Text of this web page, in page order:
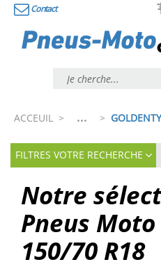
Contact
ACCEUIL > ... >
FILTRES VOTRE RECHERCHE
Notre
Pneus
150/70 R18